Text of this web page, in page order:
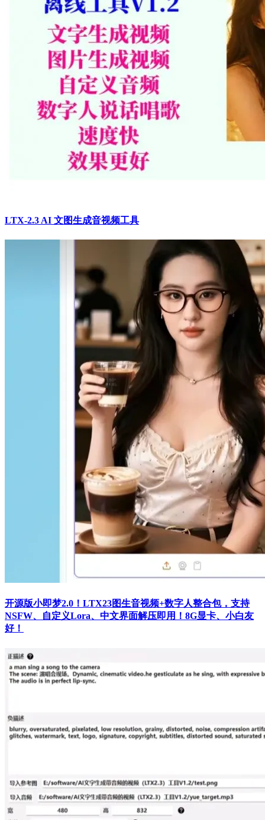
LTX-2.3 AI 文图生成音视频工具
开源版小即梦2.0！LTX23图生音视频+数字人整合包，支持
NSFW、自定义Lora、中文界面解压即用！8G显卡、小白友
好！